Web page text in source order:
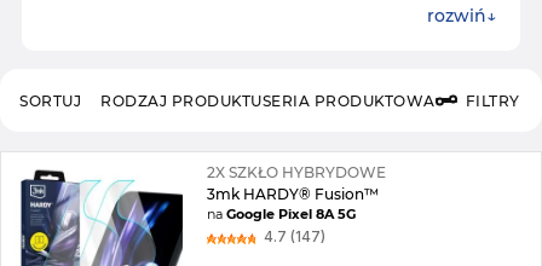
rozwiń
RODZAJ PRODUKTUSERIA PRODUKTOWA FILTRY
SORTUJ
2X SZKŁO HYBRYDOWE
3mk HARDY® Fusion™
naGoogle Pixel 8A 5G
4.7 (147)